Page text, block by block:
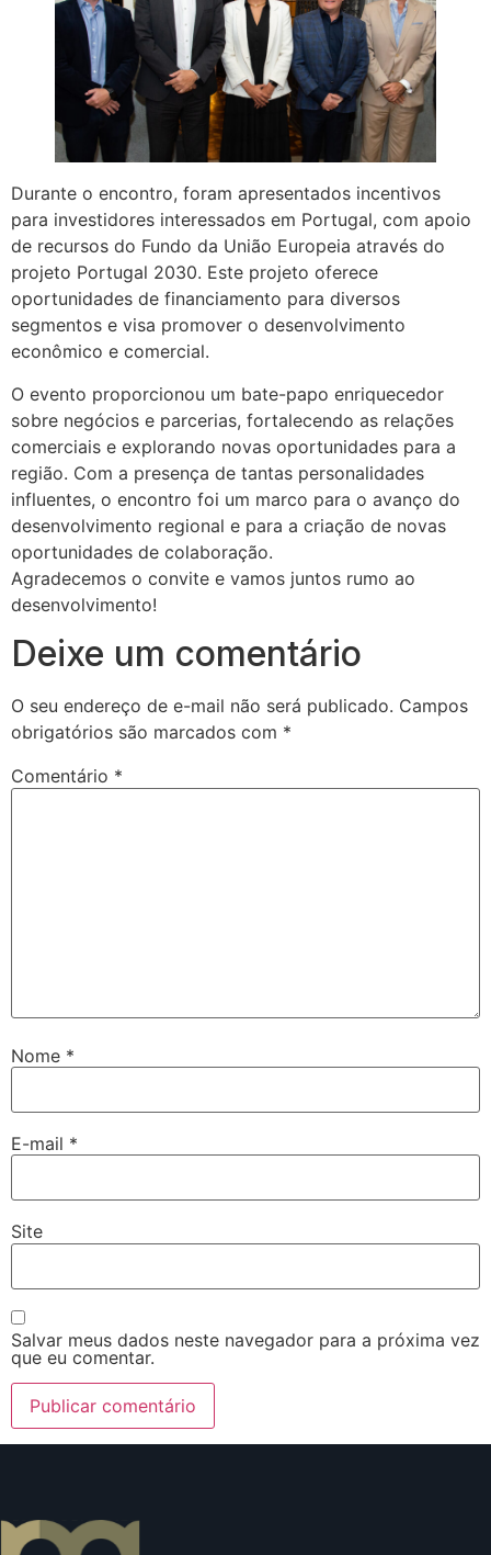
Durante o encontro, foram apresentados incentivos
para investidores interessados em Portugal, com apoio
de recursos do Fundo da União Europeia através do
projeto Portugal 2030. Este projeto oferece
oportunidades de financiamento para diversos
segmentos e visa promover o desenvolvimento
econômico e comercial.
O evento proporcionou um bate-papo enriquecedor
sobre negócios e parcerias, fortalecendo as relações
comerciais e explorando novas oportunidades para a
região. Com a presença de tantas personalidades
influentes, o encontro foi um marco para o avanço do
desenvolvimento regional e para a criação de novas
oportunidades de colaboração.
Agradecemos o convite e vamos juntos rumo ao
desenvolvimento!
Deixe um comentário
O seu endereço de e-mail não será publicado. Campos
obrigatórios são marcados com *
Comentário *
Nome *
E-mail *
Site
Salvar meus dados neste navegador para a próxima vez
que eu comentar.